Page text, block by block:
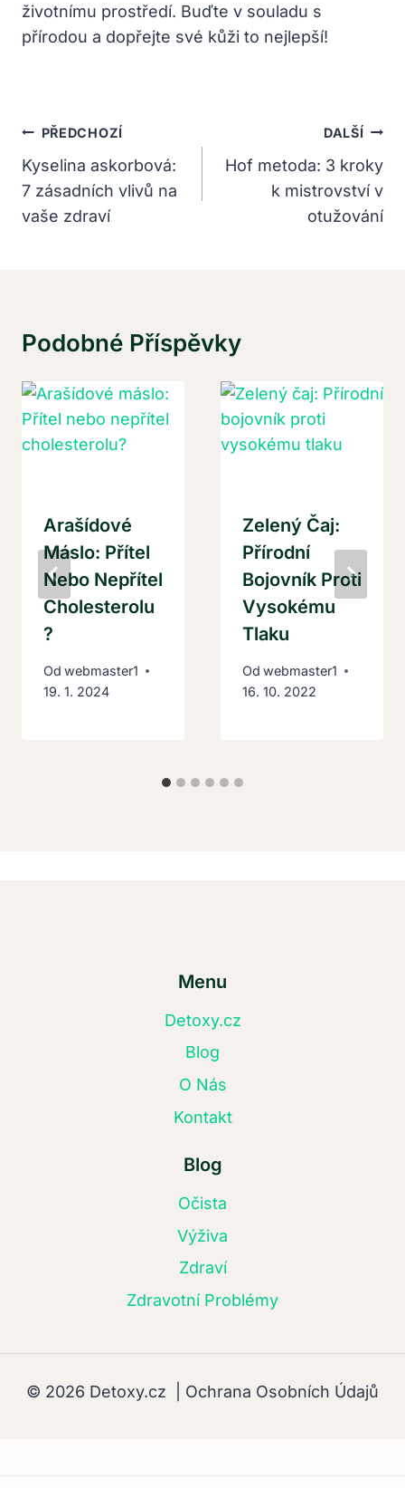
životnímu prostředí. Buďte v souladu s
přírodou a dopřejte své kůži to nejlepší!
Navigace
Pro
Příspěvek
PŘEDCHOZÍ
Kyselina askorbová:
7 zásadních vlivů na
vaše zdraví
DALŠÍ
Hof metoda: 3 kroky
k mistrovství v
otužování
Podobné Příspěvky
Arašídové
Máslo: Přítel
Nebo Nepřítel
Cholesterolu
?
Od webmaster1
19. 1. 2024
Zelený Čaj:
Přírodní
Bojovník Proti
Vysokému
Tlaku
Od webmaster1
16. 10. 2022
Menu
Detoxy.cz
Blog
O Nás
Kontakt
Blog
Očista
Výživa
Zdraví
Zdravotní Problémy
© 2026 Detoxy.cz | Ochrana Osobních Údajů